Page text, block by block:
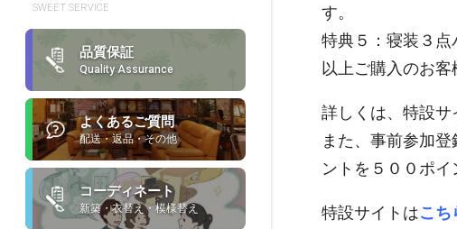
SWEET SERVICE
品質保証
Quality Assurance
よくあるご質問
配送・返品・その他
コーディネート
新築・衣替え・模様替え
す。
特典５：寝装３点
以上ご購入のお客
詳しくは、特設サ
また、事前参加
ントを５００ポイ
特設サイトはこち